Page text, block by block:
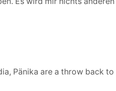
Pänika are a throw back